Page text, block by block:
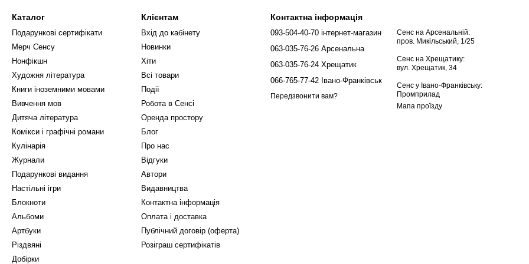
звучать особливо емоційно та влучно. «Диявольська ніч» – книги про пристрасть і таємниці – стали справжнім маст-рідом
вражень. Їхня вартість у нашому каталозі дозволяє придбати всю колекцію без суттєвих фінансових втрат.
та причини популярності
для дорослих, важливо бути впевненим у самому виданні. Якщо ви шукаєте, де можна недорого купити книгу серії «Диявольська
де зібрані популярні
книги Пенелопи Дуглас
. Ви можете придбати ці визнані бестселери, просто додавши їх у «кошик».
завдяки кільком простим речам, які не залишають байдужим кожного читача:
та всебічний розвиток кожного персонажа;
ліній з небезпечними пригодами.
історії, адже емоції від прочитаного того варті. Ми робимо все, щоб ви могли купувати улюблені видання дійсно дешево та з
перлиною вашої бібліотеки, даруючи незабутні враження. Ми впевнені, що ці книги залишать яскравий слід у ваших
має значення
грають на емоціях, створюючи сюжети, від яких просто неможливо відірватися. Вони піднімають складні теми довіри та зради, які
Каталог
Подарункові сертифікати
Мерч Сенсу
Нонфікшн
Художня література
Книги іноземними мовами
Вивчення мов
Дитяча література
Комікси і графічні романи
Кулінарія
Журнали
Подарункові видання
Настільні ігри
Блокноти
Альбоми
Артбуки
Різдвяні
Добірки
Клієнтам
Вхід до кабінету
Новинки
Хіти
Всі товари
Події
Робота в Сенсі
Оренда простору
Блог
Про нас
Відгуки
Автори
Видавництва
Контактна інформація
Оплата і доставка
Публічний договір (оферта)
Розіграш сертифікатів
Контактна інформація
093-504-40-70 інтернет-магазин
063-035-76-26 Арсенальна
063-035-76-24 Хрещатик
066-765-77-42 Івано-Франківськ
Передзвонити вам?
Сенс на Арсенальній:
пров. Микільський, 1/25
Сенс на Хрещатику:
вул. Хрещатик, 34
Сенс у Івано-Франківську:
Промприлад
Мапа проїзду